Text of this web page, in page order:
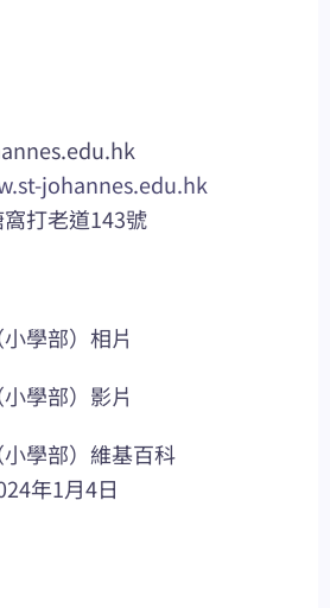
johannes.edu.hk
打老道143號
學部）相片
學部）影片
學部）維基百科
年1月4日